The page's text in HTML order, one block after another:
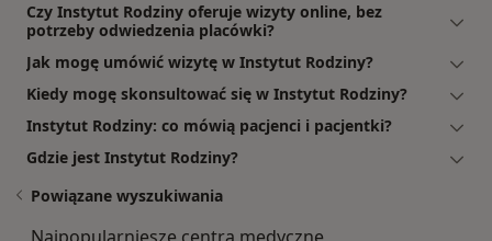
Czy Instytut Rodziny oferuje wizyty online, bez
potrzeby odwiedzenia placówki?
Jak mogę umówić wizytę w Instytut Rodziny?
Kiedy mogę skonsultować się w Instytut Rodziny?
Instytut Rodziny: co mówią pacjenci i pacjentki?
Gdzie jest Instytut Rodziny?
Powiązane wyszukiwania